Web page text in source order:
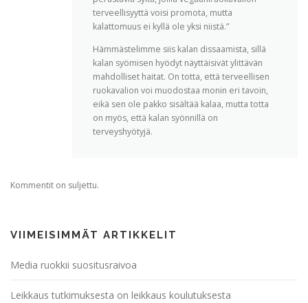
terveellisyyttä voisi promota, mutta
kalattomuus ei kyllä ole yksi niistä.”
Hämmästelimme siis kalan dissaamista, sillä
kalan syömisen hyödyt näyttäisivät ylittävän
mahdolliset haitat. On totta, että terveellisen
ruokavalion voi muodostaa monin eri tavoin,
eikä sen ole pakko sisältää kalaa, mutta totta
on myös, että kalan syönnillä on
terveyshyötyjä.
Kommentit on suljettu.
VIIMEISIMMÄT ARTIKKELIT
Media ruokkii suositusraivoa
Leikkaus tutkimuksesta on leikkaus koulutuksesta